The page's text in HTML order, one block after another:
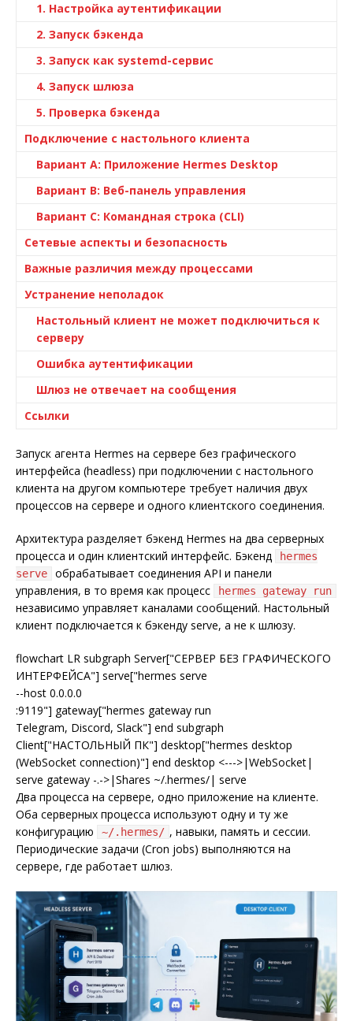
1. Настройка аутентификации
2. Запуск бэкенда
3. Запуск как systemd-сервис
4. Запуск шлюза
5. Проверка бэкенда
Подключение с настольного клиента
Вариант A: Приложение Hermes Desktop
Вариант B: Веб-панель управления
Вариант C: Командная строка (CLI)
Сетевые аспекты и безопасность
Важные различия между процессами
Устранение неполадок
Настольный клиент не может подключиться к
серверу
Ошибка аутентификации
Шлюз не отвечает на сообщения
Ссылки
Запуск агента Hermes на сервере без графического
интерфейса (headless) при подключении с настольного
клиента на другом компьютере требует наличия двух
процессов на сервере и одного клиентского соединения.
Архитектура разделяет бэкенд Hermes на два серверных
процесса и один клиентский интерфейс. Бэкенд
hermes
serve
обрабатывает соединения API и панели
управления, в то время как процесс
hermes gateway run
независимо управляет каналами сообщений. Настольный
клиент подключается к бэкенду serve, а не к шлюзу.
flowchart LR subgraph Server["СЕРВЕР БЕЗ ГРАФИЧЕСКОГО
ИНТЕРФЕЙСА"] serve["hermes serve
--host 0.0.0.0
:9119"] gateway["hermes gateway run
Telegram, Discord, Slack"] end subgraph
Client["НАСТОЛЬНЫЙ ПК"] desktop["hermes desktop
(WebSocket connection)"] end desktop <--->|WebSocket|
serve gateway -.->|Shares ~/.hermes/| serve
Два процесса на сервере, одно приложение на клиенте.
Оба серверных процесса используют одну и ту же
конфигурацию
~/.hermes/ , навыки, память и сессии.
Периодические задачи (Cron jobs) выполняются на
сервере, где работает шлюз.